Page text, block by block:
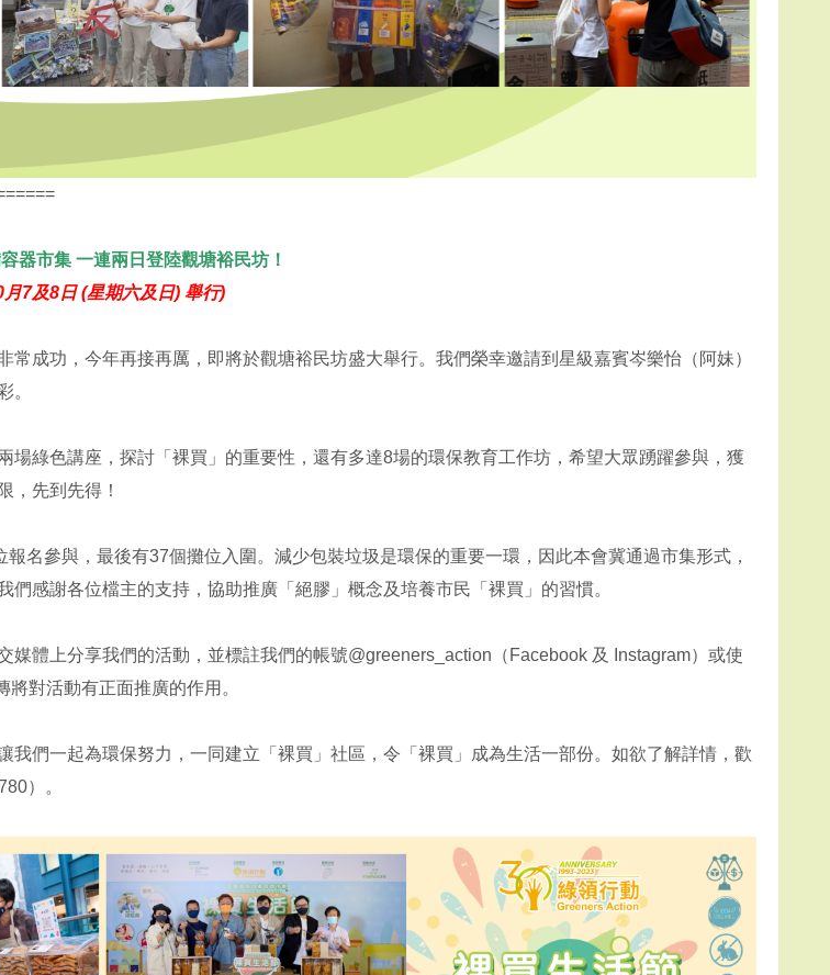
器市集 一連兩日登陸觀塘裕民坊！
7及8日 (星期六及日) 舉行)
常成功，今年再接再厲，即將於觀塘裕民坊盛大舉行。我們榮幸邀請到星級嘉賓岑樂怡（阿妹）
。
場綠色講座，探討「裸買」的重要性，還有多達8場的環保教育工作坊，希望大眾踴躍參與，獲
，先到先得！
名參與，最後有37個攤位入圍。減少包裝垃圾是環保的重要一環，因此本會冀通過市集形式，
們感謝各位檔主的支持，協助推廣「絕膠」概念及培養市民「裸買」的習慣。
媒體上分享我們的活動，並標註我們的帳號@greeners_action（Facebook 及 Instagram）或使
對活動有正面推廣的作用。
我們一起為環保努力，一同建立「裸買」社區，令「裸買」成為生活一部份。如欲了解詳情，歡
）。